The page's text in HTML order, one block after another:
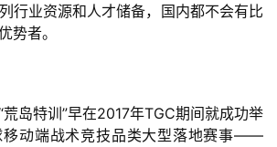
行业资源和人才储备，国内都不会有比
势者。
荒岛特训”早在2017年TGC期间就成功举
移动端战术竞技品类大型落地赛事——